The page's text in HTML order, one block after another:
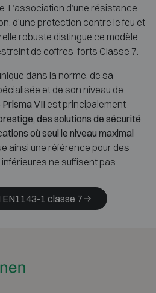
L’association d’une résistance
d’une protection contre le feu et
robuste distingue ce modèle
de coffres-forts Classe 7.
dans la norme, de sa
et de son niveau de
Prisma VII est principalement
des solutions de sécurité
où seul le niveau maximal
ainsi une référence pour des
ne suffisent pas.
EN1143-1 classe 7